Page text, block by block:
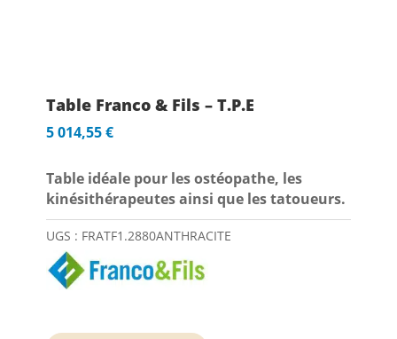
Table Franco & Fils – T.P.E
5 014,55€
Table idéale pour les ostéopathe, les
kinésithérapeutes ainsi que les tatoueurs.
UGS : FRATF1.2880ANTHRACITE